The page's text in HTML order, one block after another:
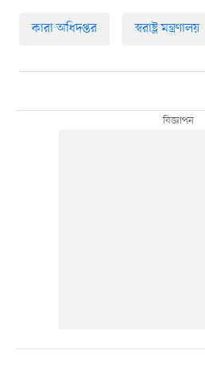
কারা অধিদপ্তর স্বরাষ্ট্র মন্ত্রণালয়